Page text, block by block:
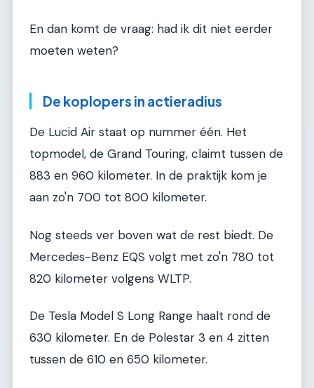
En dan komt de vraag: had ik dit niet eerder
moeten weten?
De koplopers in actieradius
De Lucid Air staat op nummer één. Het
topmodel, de Grand Touring, claimt tussen de
883 en 960 kilometer. In de praktijk kom je
aan zo'n 700 tot 800 kilometer.
Nog steeds ver boven wat de rest biedt. De
Mercedes-Benz EQS volgt met zo'n 780 tot
820 kilometer volgens WLTP.
De Tesla Model S Long Range haalt rond de
630 kilometer. En de Polestar 3 en 4 zitten
tussen de 610 en 650 kilometer.